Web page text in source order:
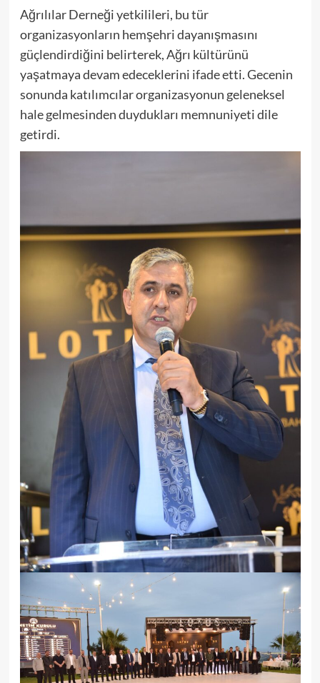
Ağrılılar Derneği yetkilileri, bu tür
organizasyonların hemşehri dayanışmasını
güçlendirdiğini belirterek, Ağrı kültürünü
yaşatmaya devam edeceklerini ifade etti. Gecenin
sonunda katılımcılar organizasyonun geleneksel
hale gelmesinden duydukları memnuniyeti dile
getirdi.